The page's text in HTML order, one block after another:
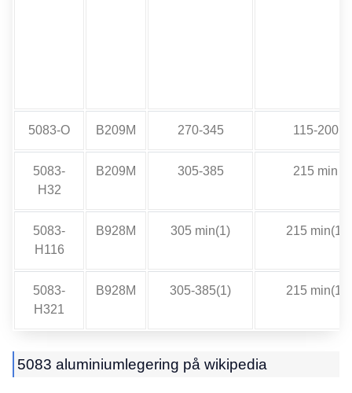
5083-O B209M 270-345 115-200
5083-
H32
B209M 305-385 215 min
5083-
H116
B928M 305 min(1) 215 min(1)
5083-
H321
B928M 305-385(1) 215 min(1)
5083 aluminiumlegering på wikipedia